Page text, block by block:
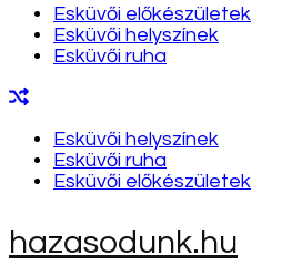
Esküvői előkészületek
Esküvői helyszínek
Esküvői ruha
Esküvői helyszínek
Esküvői ruha
Esküvői előkészületek
hazasodunk.hu